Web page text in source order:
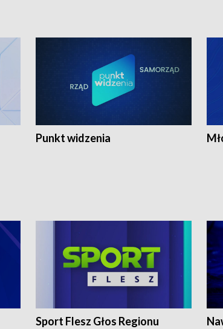
Punkt widzenia
Sport Flesz Głos Regionu